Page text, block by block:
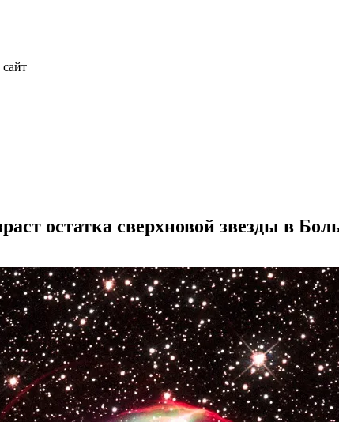
остатка сверхновой звезды в